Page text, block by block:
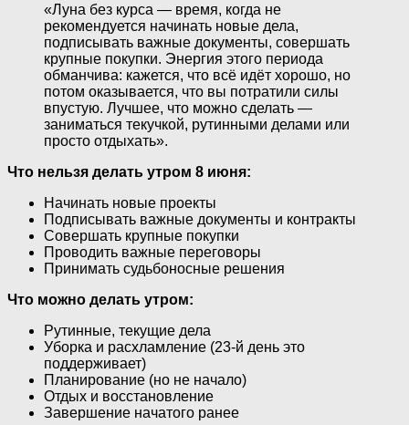
«Луна без курса — время, когда не
рекомендуется начинать новые дела,
подписывать важные документы, совершать
крупные покупки. Энергия этого периода
обманчива: кажется, что всё идёт хорошо, но
потом оказывается, что вы потратили силы
впустую. Лучшее, что можно сделать —
заниматься текучкой, рутинными делами или
просто отдыхать».
Что нельзя делать утром 8 июня:
Начинать новые проекты
Подписывать важные документы и контракты
Совершать крупные покупки
Проводить важные переговоры
Принимать судьбоносные решения
Что можно делать утром:
Рутинные, текущие дела
Уборка и расхламление (23-й день это
поддерживает)
Планирование (но не начало)
Отдых и восстановление
Завершение начатого ранее